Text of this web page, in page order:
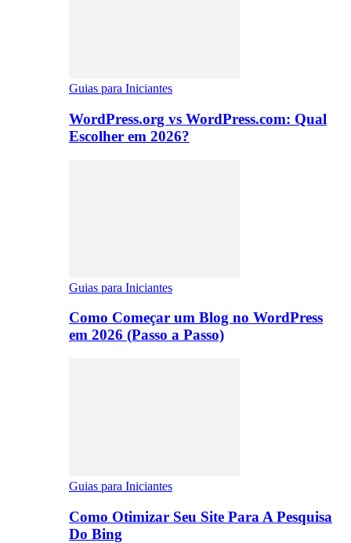
Guias para Iniciantes
WordPress.org vs WordPress.com: Qual
Escolher em 2026?
Guias para Iniciantes
Como Começar um Blog no WordPress
em 2026 (Passo a Passo)
Guias para Iniciantes
Como Otimizar Seu Site Para A Pesquisa
Do Bing